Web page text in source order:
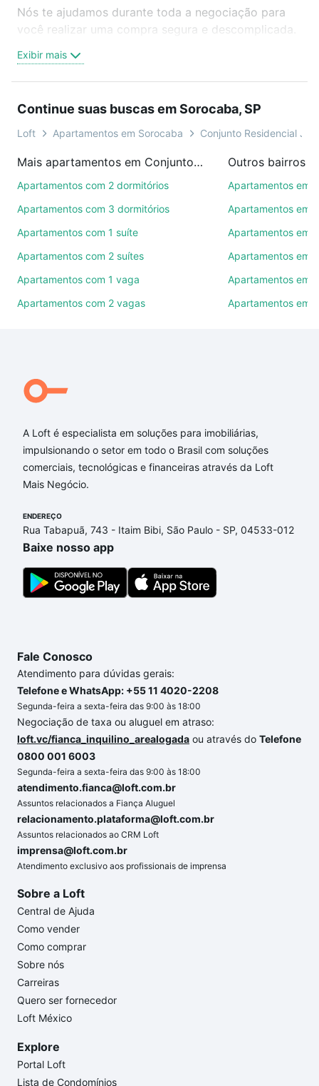
Nós te ajudamos durante toda a negociação para
você realizar uma compra segura e descomplicada.
trabalho e do metrô, aqui você vai encontrar a
oferta ideal de Apartamentos com 2 vagas à venda
Sorocaba, SP para conquistar seu sonho. Agende
uma visita presencial ou por videochamada, é grátis,
46 mil corretores e imobiliárias te ajudando na
compra, venda ou troca de imóveis.
Como escolher um imóvel?
Use barra de busca no topo para pesquisar por
ruas, bairros e até condomínios favoritos. Você
também pode usar os filtros como quantidade de
combinar perfeitamente com o preço, metragem e
Villagio Torino, Sorocaba, SP ideal para você na
Loft.
venda em Conjunto Residencial Jardim Villagio
Torino, Sorocaba, SP?
Aqui na Loft temos a oferta ideal para você, com
Residencial Jardim Villagio Torino, Sorocaba, SP que
custam a partir de R$ 0 e com nossas opções de
financiamento imobiliário as parcelas podem se
adequar ao seu orçamento. Se ainda tem alguma
dúvida dos custos envolvidos no processo de
conforto. Loft, com você até as chaves.
Exibir mais
Continue suas buscas em Sorocaba, SP
Loft Apartamentos em Sorocaba Conjunto Residencial
Mais apartamentos em Conjunto Residencial Jardim Villagio Torino
Apartamentos com 2 dormitórios
Apartamentos com 3 dormitórios
Apartamentos com 1 suíte
Apartamentos com 2 suítes
Apartamentos com 1 vaga
Apartamentos com 2 vagas
Outros bairros
Apartamentos em
Apartamentos em
Apartamentos em
Apartamentos em
Apartamentos em
Apartamentos em
A Loft é especialista em soluções para imobiliárias,
impulsionando o setor em todo o Brasil com soluções
comerciais, tecnológicas e financeiras através da Loft
Mais Negócio.
ENDEREÇO
Rua Tabapuã, 743 - Itaim Bibi, São Paulo - SP, 04533-012
Baixe nosso app
Fale Conosco
Atendimento para dúvidas gerais:
Telefone e WhatsApp: +55 11 4020-2208
Segunda-feira a sexta-feira das 9:00 às 18:00
Negociação de taxa ou aluguel em atraso:
loft.vc/fianca_inquilino_arealogada ou através do Telefone
0800 001 6003
Segunda-feira a sexta-feira das 9:00 às 18:00
atendimento.fianca@loft.com.br
Assuntos relacionados a Fiança Aluguel
relacionamento.plataforma@loft.com.br
Assuntos relacionados ao CRM Loft
imprensa@loft.com.br
Atendimento exclusivo aos profissionais de imprensa
Sobre a Loft
Central de Ajuda
Como vender
Como comprar
Sobre nós
Carreiras
Quero ser fornecedor
Loft México
Explore
Portal Loft
Lista de Condomínios